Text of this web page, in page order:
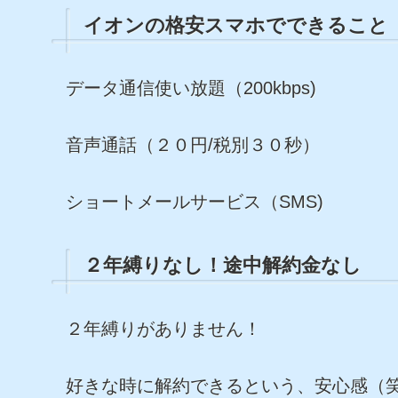
イオンの格安スマホでできること
データ通信使い放題（200kbps)
音声通話（２０円/税別３０秒）
ショートメールサービス（SMS)
２年縛りなし！途中解約金なし
２年縛りがありません！
好きな時に解約できるという、安心感（